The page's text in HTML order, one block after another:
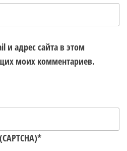
и адрес сайта в этом
моих комментариев.
*